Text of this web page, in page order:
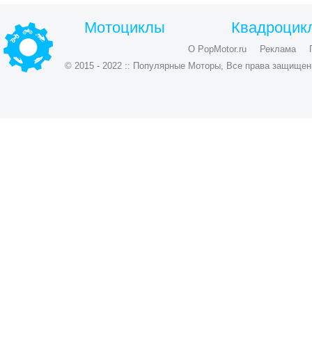
Мотоциклы
О PopMotor.ru Реклама
© 2015 - 2022 :: Популярные Моторы, Все права